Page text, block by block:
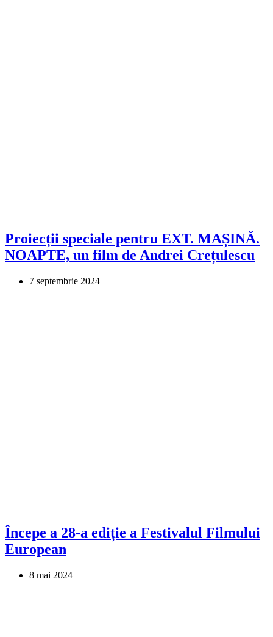
Proiecții speciale pentru EXT. MAȘINĂ.
NOAPTE, un film de Andrei Crețulescu
7 septembrie 2024
Începe a 28-a ediție a Festivalul Filmului
European
8 mai 2024